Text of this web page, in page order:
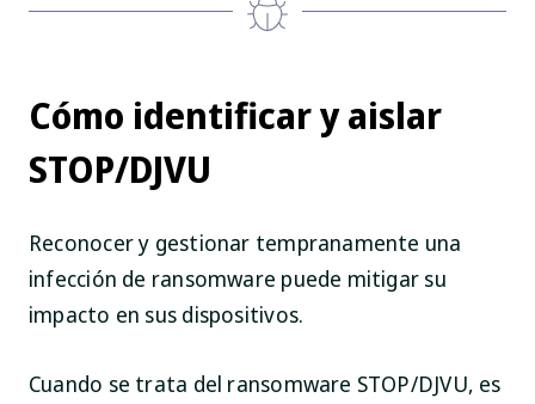
Cómo identificar y aislar
STOP/DJVU
Reconocer y gestionar tempranamente una
infección de ransomware puede mitigar su
impacto en sus dispositivos.
Cuando se trata del ransomware STOP/DJVU, es